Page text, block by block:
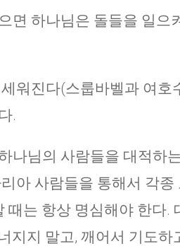
면 하나님은 돌들을 일으
워진다(스룹바벨과 여호
.
나님의 사람들을 대적하
아 사람들을 통해서 각
때는 항상 명심해야 한다.
지지 말고, 깨어서 기도